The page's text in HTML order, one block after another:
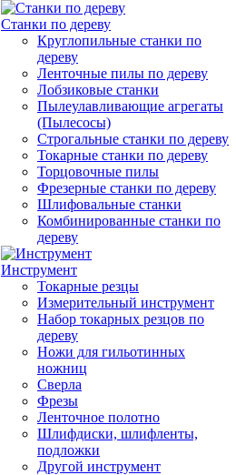
Станки по дереву
Круглопильные станки по
дереву
Ленточные пилы по дереву
Лобзиковые станки
Пылеулавливающие агрегаты
(Пылесосы)
Строгальные станки по дереву
Токарные станки по дереву
Торцовочные пилы
Фрезерные станки по дереву
Шлифовальные станки
Комбинированные станки по
дереву
Инструмент
Токарные резцы
Измерительный инструмент
Набор токарных резцов по
дереву
Ножи для гильотинных
ножниц
Сверла
Фрезы
Ленточное полотно
Шлифдиски, шлифленты,
подложки
Другой инструмент